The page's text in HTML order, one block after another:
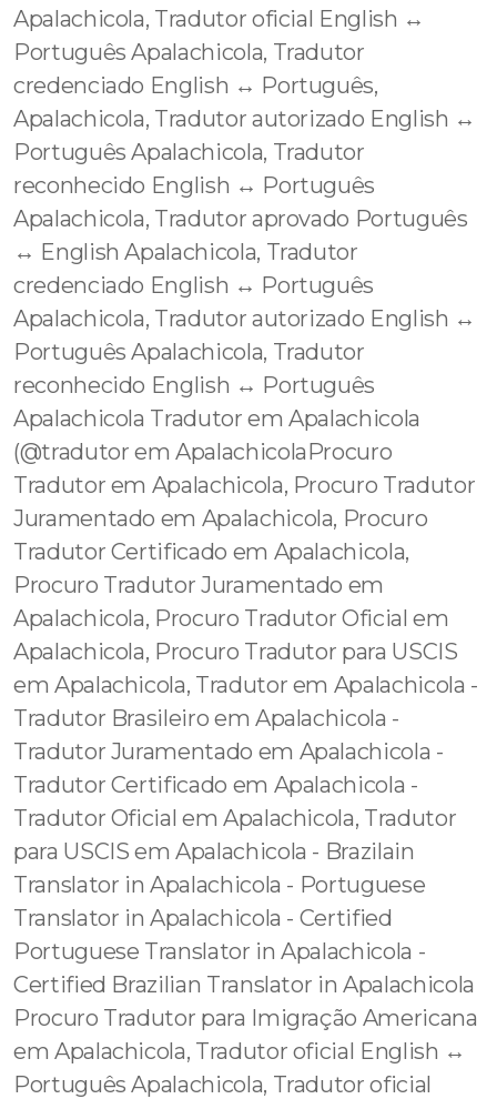
Apalachicola, Tradutor oficial English ↔️
Português Apalachicola, Tradutor
credenciado English ↔️ Português,
Apalachicola, Tradutor autorizado English ↔️
Português Apalachicola, Tradutor
reconhecido English ↔️ Português
Apalachicola, Tradutor aprovado Português
↔️ English Apalachicola, Tradutor
credenciado English ↔️ Português
Apalachicola, Tradutor autorizado English ↔️
Português Apalachicola, Tradutor
reconhecido English ↔️ Português
Apalachicola Tradutor em Apalachicola
(@tradutor em ApalachicolaProcuro
Tradutor em Apalachicola, Procuro Tradutor
Juramentado em Apalachicola, Procuro
Tradutor Certificado em Apalachicola,
Procuro Tradutor Juramentado em
Apalachicola, Procuro Tradutor Oficial em
Apalachicola, Procuro Tradutor para USCIS
em Apalachicola, Tradutor em Apalachicola -
Tradutor Brasileiro em Apalachicola -
Tradutor Juramentado em Apalachicola -
Tradutor Certificado em Apalachicola -
Tradutor Oficial em Apalachicola, Tradutor
para USCIS em Apalachicola - Brazilain
Translator in Apalachicola - Portuguese
Translator in Apalachicola - Certified
Portuguese Translator in Apalachicola -
Certified Brazilian Translator in Apalachicola
Procuro Tradutor para Imigração Americana
em Apalachicola, Tradutor oficial English ↔️
Português Apalachicola, Tradutor oficial